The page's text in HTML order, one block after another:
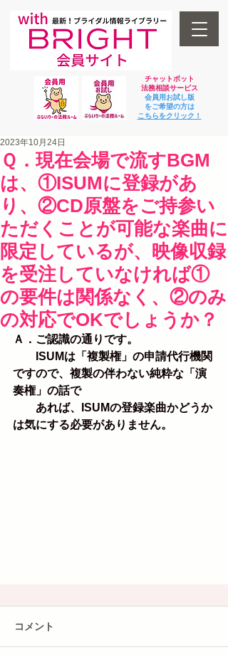
チャットボット
法務相談サービス
会員用お試し版
をご希望の方は
​こちらをクリック！
Ｑ．現在会場で流すBGM
は、①ISUMに登録があ
り、②CD原盤をご持参い
ただくことが可能な楽曲に
限定しているが、映像収録
を受注していなければ①
の要件は関係なく、②のみ
の対応でOKでしょうか？
2023年10月24日
Ａ．ご認識の通りです。
ISUMは「複製権」の申請代行機関
ですので、複製の伴わない純粋な「演
奏権」の話で
あれば、ISUMの登録楽曲かどうか
は気にする必要がありません。
コメント